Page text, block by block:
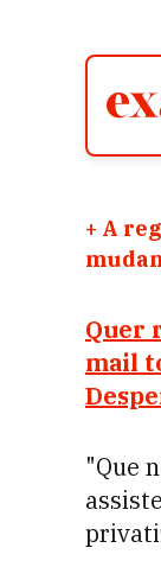
+ A
Quer
mail
"Que